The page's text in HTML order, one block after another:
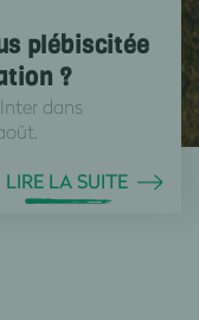
plébiscitée
?
dans
LIRE LA SUITE